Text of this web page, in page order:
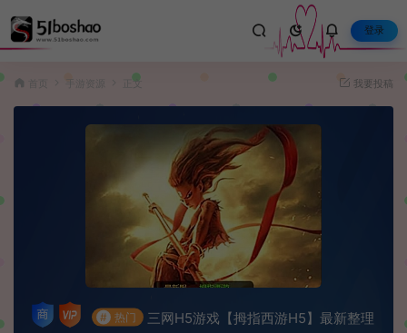
登录
手游资源 正文 我要投稿
# 热门
三网H5游戏【拇指西游H5】最新整理